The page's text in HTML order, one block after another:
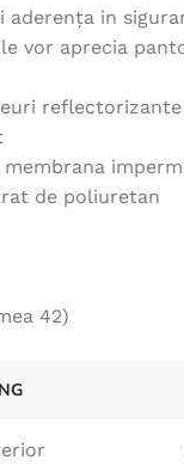
in
vor aprecia
reflectorizante
de poliuretan
42)